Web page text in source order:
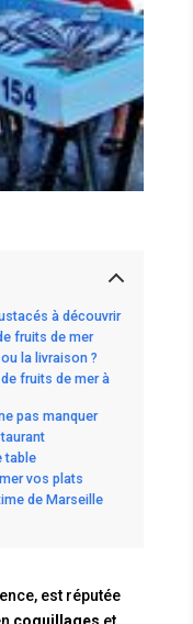
à découvrir
fruits de mer
la livraison ?
fruits de mer à
pas manquer
table
vos plats
de Marseille
est réputée